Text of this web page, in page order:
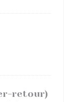
retour)